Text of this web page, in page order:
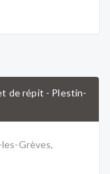
de répit - Plestin-
Grèves,